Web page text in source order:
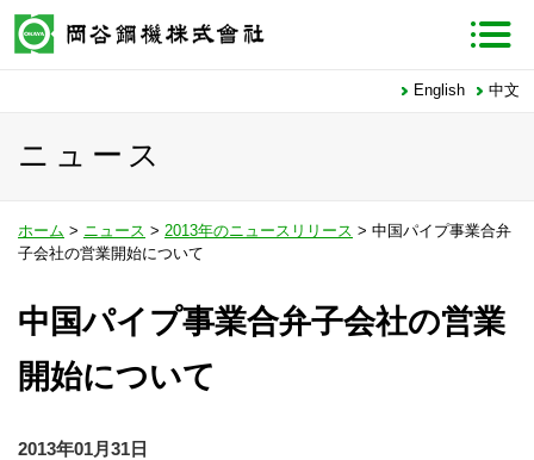
English 中文
ニュース
ホーム > ニュース > 2013年のニュースリリース > 中国パイプ事業合弁
子会社の営業開始について
中国パイプ事業合弁子会社の営業
開始について
2013年01月31日